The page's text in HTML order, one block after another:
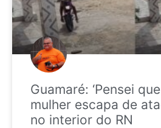
Guamaré: ‘Pensei
mulher escapa de
no interior do RN